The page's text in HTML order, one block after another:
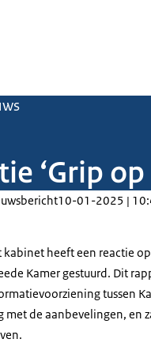
‘Grip
10-01-2025 |
kabinet heeft een reactie
Kamer gestuurd. Dit
tussen
met de aanbevelingen, en